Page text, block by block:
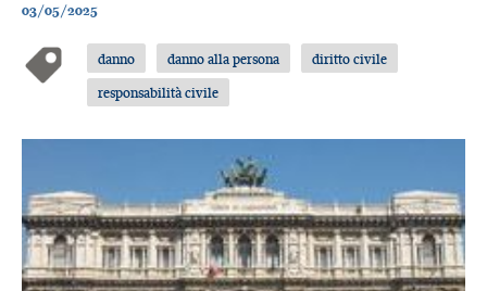
03/05/2025
danno danno alla persona
diritto civile
responsabilità civile